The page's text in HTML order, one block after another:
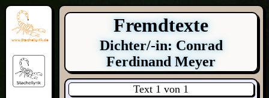
Fremdtexte
Dichter/-in: Conrad
Ferdinand Meyer
Text 1 von 1